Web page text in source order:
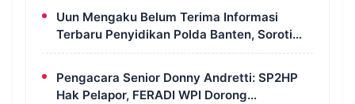
Uun Mengaku Belum Terima Informasi
Terbaru Penyidikan Polda Banten, Soroti
Transparansi Perkara
Pengacara Senior Donny Andretti: SP2HP
Hak Pelapor, FERADI WPI Dorong